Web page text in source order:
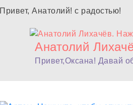
Привет, Анатолий! с радостью!
Анатолий
Привет,Оксана! Давай